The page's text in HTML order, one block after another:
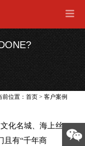
前位置：首页 >客户案例
化名城、海上丝
且有“千年商